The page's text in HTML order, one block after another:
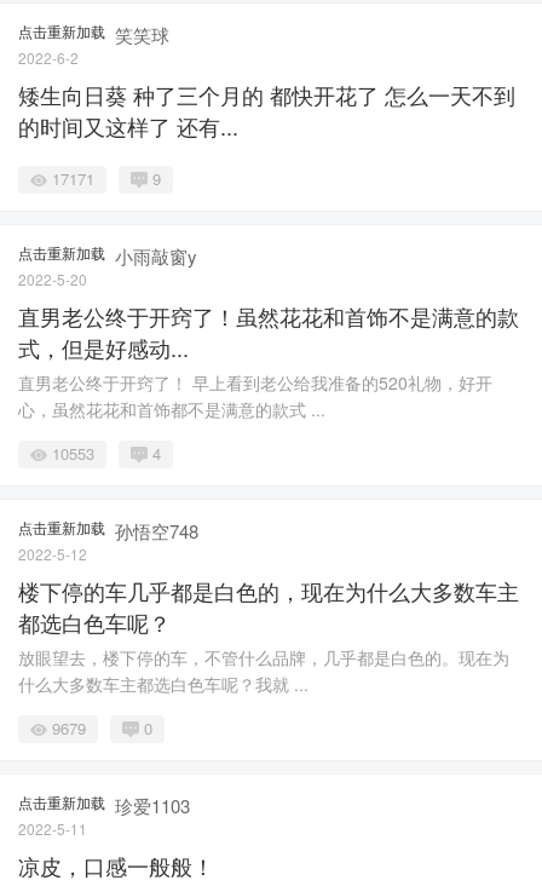
点击重新加载 笑笑球
2022-6-2
矮生向日葵 种了三个月的 都快开花了 怎么一天不到
的时间又这样了 还有...
17171 9
点击重新加载 小雨敲窗y
2022-5-20
直男老公终于开窍了！虽然花花和首饰不是满意的款
式，但是好感动...
直男老公终于开窍了！ 早上看到老公给我准备的520礼物，好开
心，虽然花花和首饰都不是满意的款式 ...
10553 4
点击重新加载 孙悟空748
2022-5-12
楼下停的车几乎都是白色的，现在为什么大多数车主
都选白色车呢？
放眼望去，楼下停的车，不管什么品牌，几乎都是白色的。现在为
什么大多数车主都选白色车呢？我就 ...
9679 0
点击重新加载 珍爱1103
2022-5-11
凉皮，口感一般般！